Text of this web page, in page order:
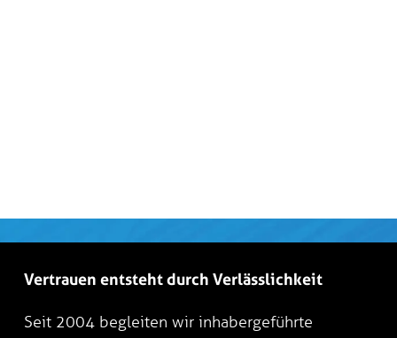
Vertrauen entsteht durch Verlässlichkeit
Seit 2004 begleiten wir inhabergeführte